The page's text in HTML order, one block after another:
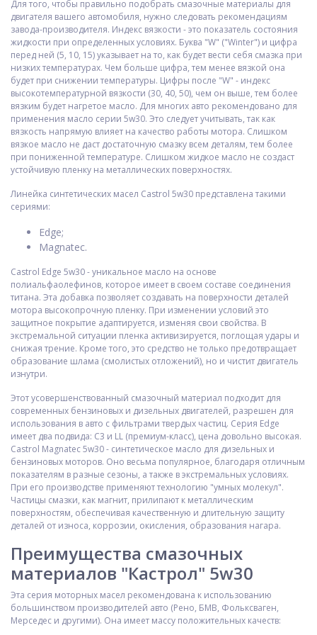
Для того, чтобы правильно подобрать смазочные материалы для
двигателя вашего автомобиля, нужно следовать рекомендациям
завода-производителя. Индекс вязкости - это показатель состояния
жидкости при определенных условиях. Буква "W" ("Winter") и цифра
перед ней (5, 10, 15) указывает на то, как будет вести себя смазка при
низких температурах. Чем больше цифра, тем менее вязкой она
будет при снижении температуры. Цифры после "W" - индекс
высокотемпературной вязкости (30, 40, 50), чем он выше, тем более
вязким будет нагретое масло. Для многих авто рекомендовано для
применения масло серии 5w30. Это следует учитывать, так как
вязкость напрямую влияет на качество работы мотора. Слишком
вязкое масло не даст достаточную смазку всем деталям, тем более
при пониженной температуре. Слишком жидкое масло не создаст
устойчивую пленку на металлических поверхностях.
Линейка синтетических масел Castrol 5w30 представлена такими
сериями:
Edge;
Magnatec.
Castrol Edge 5w30 - уникальное масло на основе
полиальфаолефинов, которое имеет в своем составе соединения
титана. Эта добавка позволяет создавать на поверхности деталей
мотора высокопрочную пленку. При изменении условий это
защитное покрытие адаптируется, изменяя свои свойства. В
экстремальной ситуации пленка активизируется, поглощая удары и
снижая трение. Кроме того, это средство не только предотвращает
образование шлама (смолистых отложений), но и чистит двигатель
изнутри.
Этот усовершенствованный смазочный материал подходит для
современных бензиновых и дизельных двигателей, разрешен для
использования в авто с фильтрами твердых частиц. Серия Edge
имеет два подвида: С3 и LL (премиум-класс), цена довольно высокая.
Castrol Magnatec 5w30 - синтетическое масло для дизельных и
бензиновых моторов. Оно весьма популярное, благодаря отличным
показателям в разные сезоны, а также в экстремальных условиях.
При его производстве применяют технологию "умных молекул".
Частицы смазки, как магнит, прилипают к металлическим
поверхностям, обеспечивая качественную и длительную защиту
деталей от износа, коррозии, окисления, образования нагара.
Преимущества смазочных
материалов "Кастрол" 5w30
Эта серия моторных масел рекомендована к использованию
большинством производителей авто (Рено, БМВ, Фольксваген,
Мерседес и другими). Она имеет массу положительных качеств: